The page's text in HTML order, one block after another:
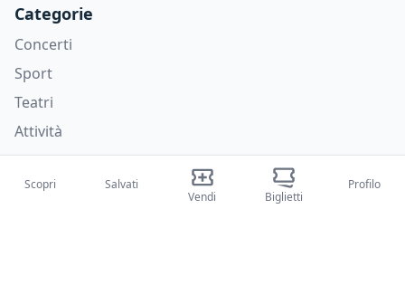
Categorie
Concerti
Sport
Teatri
Attività
Chi siamo
Scopri
Salvati
Vendi
Biglietti
Profilo